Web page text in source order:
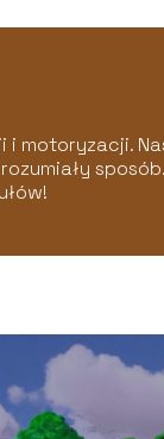
i motoryzacji.